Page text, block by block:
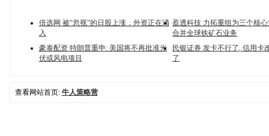
倍选网 被“忽视”的日股上涨，外资正在涌
入
盈透科技 力拓重组为三个核
合并全球铁矿石业务
豪泰配资 特朗普重申: 美国将不再批准光
伏或风电项目
民银证券 发卡不行了, 信用卡
了
查看网站首页: 牛人策略营